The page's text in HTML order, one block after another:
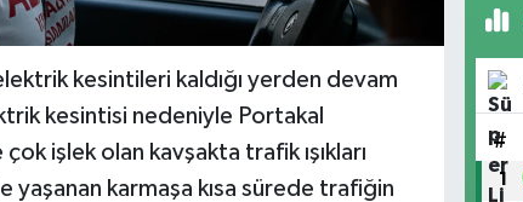
kesintileri kaldığı yerden devam
kesintisi nedeniyle Portakal
işlek olan kavşakta trafik ışıkları
yaşanan karmaşa kısa sürede trafiğin
#
1